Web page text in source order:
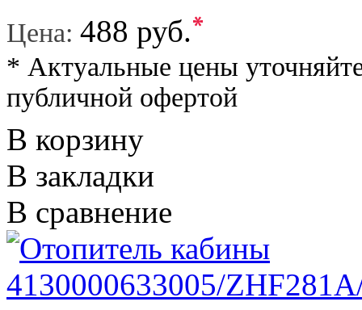
Цена: 488 руб.*
* Актуальные цены
публичной офертой
В корзину
В закладки
В сравнение